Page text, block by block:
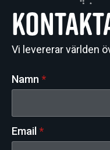
Vi levererar världen
Namn *
Email *